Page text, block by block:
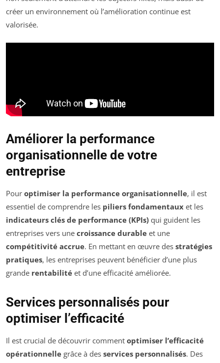
créer un environnement où l’amélioration continue est
valorisée.
Améliorer la performance
organisationnelle de votre
entreprise
Pour optimiser la performance organisationnelle, il est
essentiel de comprendre les piliers fondamentaux et les
indicateurs clés de performance (KPIs) qui guident les
entreprises vers une croissance durable et une
compétitivité accrue. En mettant en œuvre des stratégies
pratiques, les entreprises peuvent bénéficier d’une plus
grande rentabilité et d’une efficacité améliorée.
Services personnalisés pour
optimiser l’efficacité
Il est crucial de découvrir comment optimiser l’efficacité
opérationnelle grâce à des services personnalisés. Des